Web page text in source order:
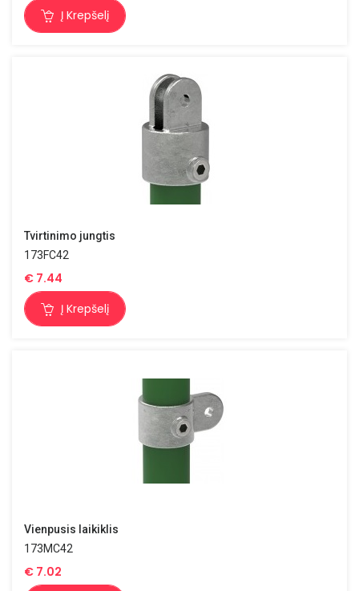
Į Krepšelį
Tvirtinimo jungtis
173FC42
€ 7.44
Į Krepšelį
Vienpusis laikiklis
173MC42
€ 7.02